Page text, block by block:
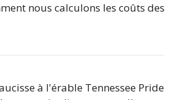
nous calculons les coûts des
à l'érable Tennessee Pride